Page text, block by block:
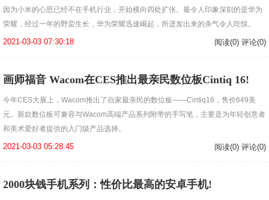
因为小米的心思已经不在手机行业，开始横向四处扩张。最令人印象深刻的是华为
荣耀，经过一年的野蛮生长，华为荣耀迅速崛起，所迸发出来的杀气令人吃惊。
2021-03-03 07:30:18 阅读(0) 评论(0)
画师福音 Wacom在CES推出最亲民数位板Cintiq 16!
今年CES大展上，Wacom推出了自家最亲民的数位板——Cintiq16，售价649美
元。新款数位板可兼容与Wacom高端产品系列附带的手写笔，主要是为年轻创意者
和美术爱好者提供的入门级产品选择。
2021-03-03 05:28:45 阅读(0) 评论(0)
2000块钱手机系列：性价比最高的安卓手机!